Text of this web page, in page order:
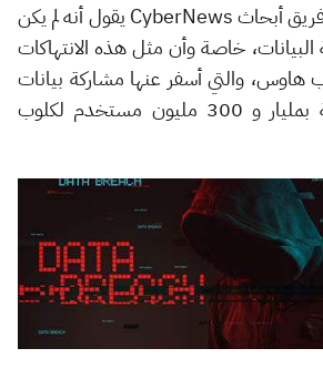
وجب التنويه على أن فريق أبحاث CyberNews يقول أنه لم يكن
خاصة وأن مثل هذه الانتهاكات
والتي أسفر عنها مشاركة بيانات
ملفات تعريف خاصة بمليار و 300 مليون مستخدم لكلوب